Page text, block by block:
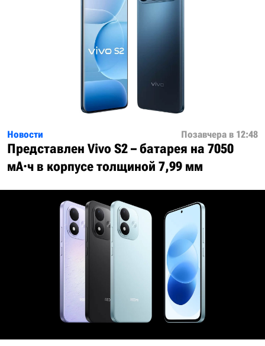
Новости Позавчера в 12:48
Представлен Vivo S2 – батарея на 7050
мА·ч в корпусе толщиной 7,99 мм